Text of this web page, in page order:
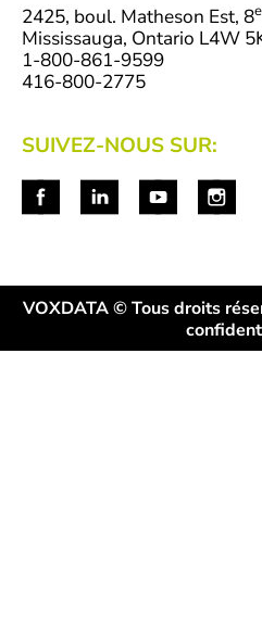
2425, boul. Matheson Est, 8e
Mississauga, Ontario L4W
1-800-861-9599
416-800-2775
SUIVEZ-NOUS SUR:
VOXDATA © Tous droits